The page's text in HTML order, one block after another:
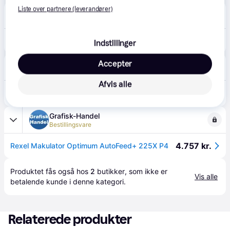
Grafical 4.8(24)
Rexel Optimum AutoFeed+ 225X Makulator.
4.8(1280)
Grafisk-Handel
Bestillingsvare
Rexel Makulator Optimum AutoFeed+ 225X P4 4.757 kr.
Produktet fås også hos 2 butikker, som ikke er
betalende kunde i denne kategori.
Vis alle
Relaterede produkter
Liste over partnere (leverandører)
Indstillinger
Afvis alle
Accepter